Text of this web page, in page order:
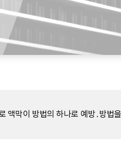
액막이 방법의 하나로 예방․방법